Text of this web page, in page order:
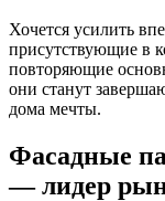
Хочется усилить
присутствующие в
повторяющие
они станут
дома мечты.
Фасадные
— лидер